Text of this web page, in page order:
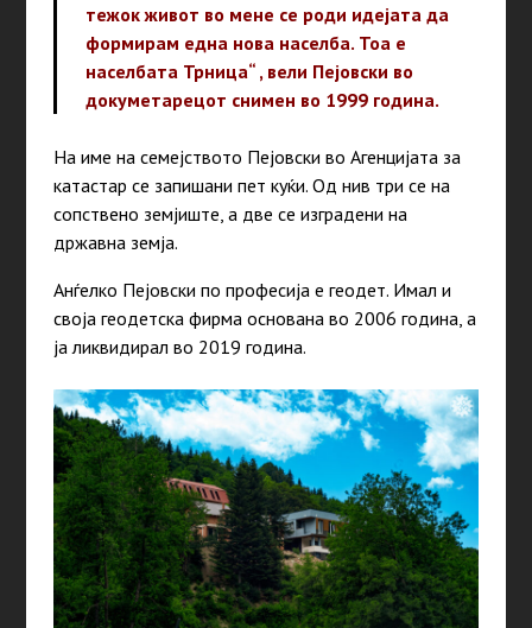
тежок живот во мене се роди идејата да
формирам една нова населба. Тоа е
населбата Трница“ , вели Пејовски во
докуметарецот снимен во 1999 година.
На име на семејството Пејовски во Агенцијата за
катастар се запишани пет куќи. Од нив три се на
сопствено земјиште, а две се изградени на
државна земја.
Анѓелко Пејовски по професија е геодет. Имал и
своја геодетска фирма основана во 2006 година, а
ја ликвидирал во 2019 година.